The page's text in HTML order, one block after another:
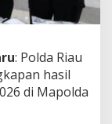
: Polda Riau
hasil
di Mapolda